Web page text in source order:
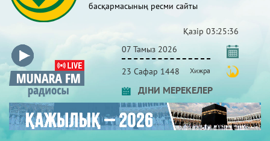
басқармасының ресми сайты
Қазір 03:25:36
07 Тамыз 2026
23 Сафар 1448 Хижра
ДІНИ МЕРЕКЕЛЕР